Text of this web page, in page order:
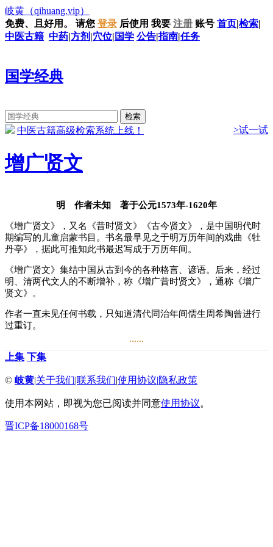
岐黄 （qihuang.vip）
免费、且好用。
请您 登录 后使用 我要 注册 账号 首页|检索|
中医古籍 中药|方剂 |穴位| 国学 公告|指南|任务
国学经典
中医古籍高级检索系统上线！ >试一试
增广贤文
明 作者未知 著于公元1573年-1620年
《增广贤文》，又名《昔时贤文》《古今贤文》，是中国明代时
期编写的儿童启蒙书目。书名最早见之于明万历年间的戏曲《牡
丹亭》，据此可推知此书最迟写成于万历年间。
《增广贤文》集结中国从古到今的各种格言、谚语。后来，经过
明、清两代文人的不断增补，称《增广昔时贤文》，通称《增广
贤文》。
作者一直未见任何书载，只知道清代同治年间儒生周希陶曾进行
过重订。
......
上集 下集
© 岐黄|关于我们|联系我们|使用协议|隐私政策
使用本网站，即视为您已阅读并同意使用协议。
晋ICP备18000168号